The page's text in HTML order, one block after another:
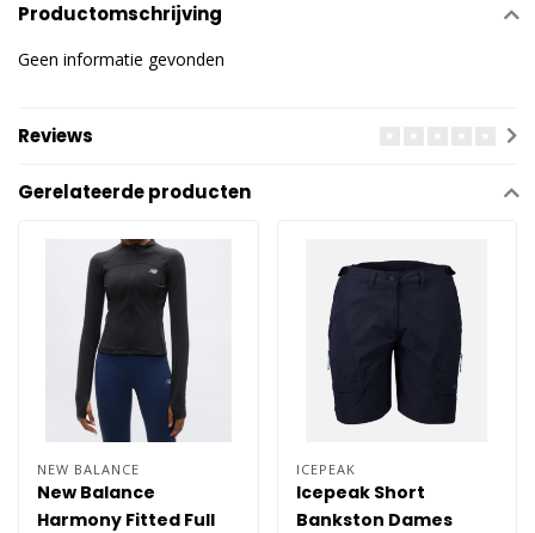
Productomschrijving
Geen informatie gevonden
Reviews
Gerelateerde producten
NEW BALANCE
New Balance
Harmony Fitted Full
ICEPEAK
Icepeak Short
Bankston Dames